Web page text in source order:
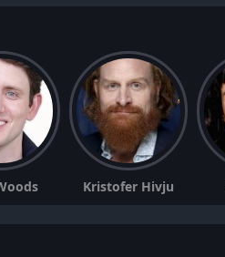
Kristofer Hivju